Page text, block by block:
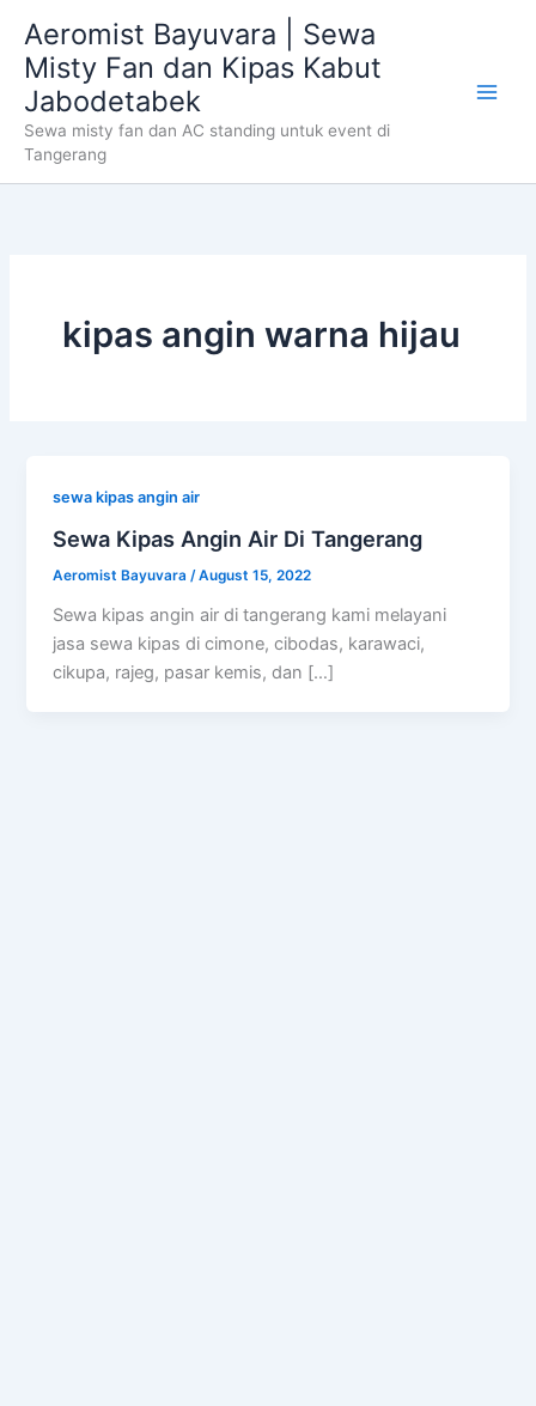
content
Aeromist Bayuvara | Sewa
Misty Fan dan Kipas Kabut
Jabodetabek
Sewa misty fan dan AC standing untuk event di
Tangerang
kipas angin warna hijau
sewa kipas angin air
Sewa Kipas Angin Air Di Tangerang
Aeromist Bayuvara /August 15, 2022
Sewa kipas angin air di tangerang kami melayani
jasa sewa kipas di cimone, cibodas, karawaci,
cikupa, rajeg, pasar kemis, dan […]